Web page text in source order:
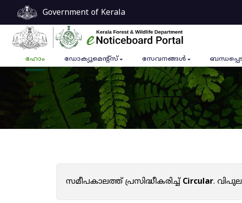
Government of Kerala
ഹോം ഡോക്യുമെൻ്റ്സ് സേവനങ്ങൾ
സമീപകാലത്ത് പ്രസിദ്ധീകരിച്ച്Circular.